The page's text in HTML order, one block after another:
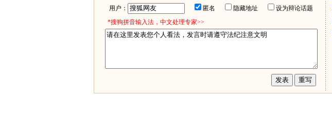
用户： 匿名 隐藏地址
设为辩论话题
*搜狗拼音输入法，中文处理专家>>